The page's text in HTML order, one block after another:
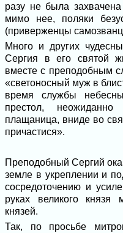
разу не была
мимо нее, поляки
(приверженцы
Много и других
Сергия в его святой
вместе с преподобным
«светоносный муж в
время службы
престол,
плащаница, вниде во
причастися».
Преподобный Сергий
земле в укреплении и
сосредоточению и
руках великого князя
князей.
Так, по просьбе